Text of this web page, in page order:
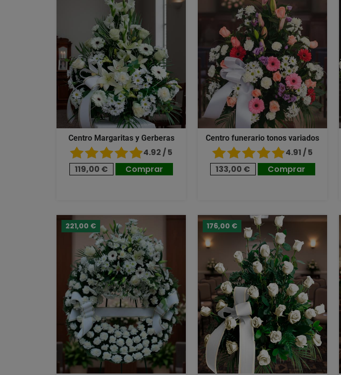
Centro Margaritas y Gerberas
4.92 / 5
119,00 €
Comprar
Centro funerario tonos variados
4.91 / 5
133,00 €
Comprar
221,00 € 176,00 €